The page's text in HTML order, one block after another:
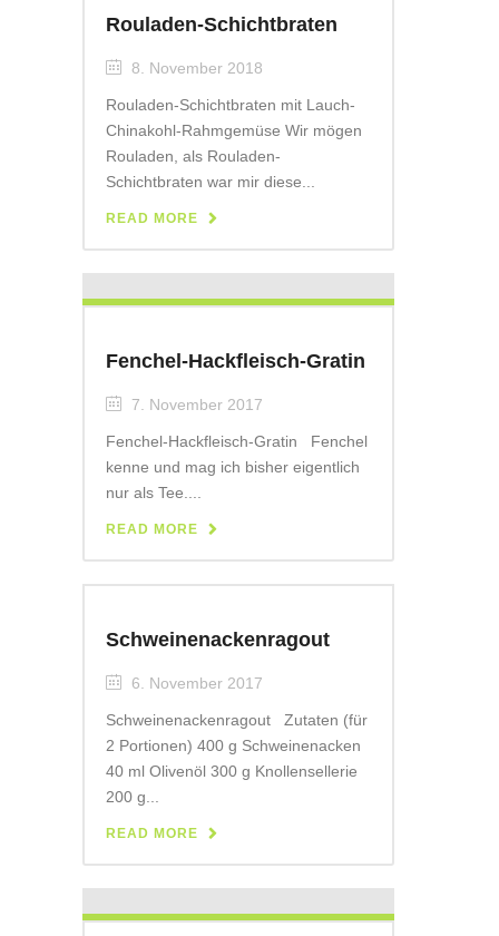
Rouladen-Schichtbraten
8. November 2018
Rouladen-Schichtbraten mit Lauch-
Chinakohl-Rahmgemüse Wir mögen
Rouladen, als Rouladen-
Schichtbraten war mir diese...
READ MORE
Fenchel-Hackfleisch-Gratin
7. November 2017
Fenchel-Hackfleisch-Gratin Fenchel
kenne und mag ich bisher eigentlich
nur als Tee....
READ MORE
Schweinenackenragout
6. November 2017
Schweinenackenragout Zutaten (für
2 Portionen) 400 g Schweinenacken
40 ml Olivenöl 300 g Knollensellerie
200 g...
READ MORE